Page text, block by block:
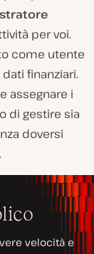
per voi.
come utente
finanziari.
assegnare i
di gestire sia
doversi